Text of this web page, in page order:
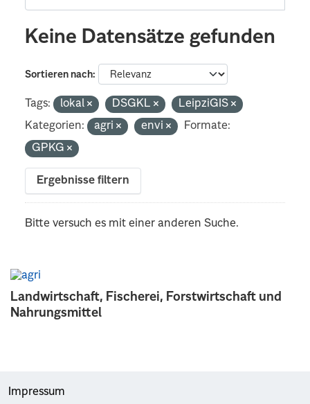
Landwirtschaft, Fischerei, Forstwirtschaft und
Nahrungsmittel
Keine Datensätze gefunden
Sortieren nach
Tags: lokal DSGKL
LeipziGIS
Kategorien:
agri envi
Formate:
GPKG
Ergebnisse filtern
Bitte versuch es mit einer anderen Suche.
Impressum